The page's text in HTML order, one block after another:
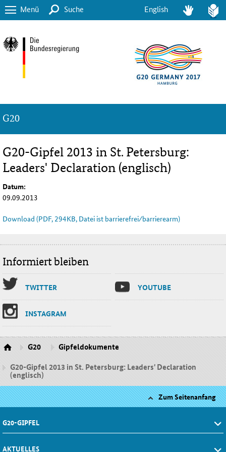
Menü Suche English
G20
G20-Gipfel 2013 in St. Petersburg:
Leaders' Declaration (englisch)
Datum:
09.09.2013
Download (PDF, 294KB, Datei ist barrierefrei⁄barrierearm)
Informiert bleiben
TWIT­TER YOU­TU­BE
INS­TA­GRAM
G20
Gipfeldokumente
G20-Gipfel 2013 in St. Petersburg: Leaders' Declaration
(englisch)
Zum Seitenanfang
G20-GIPFEL
AKTUELLES